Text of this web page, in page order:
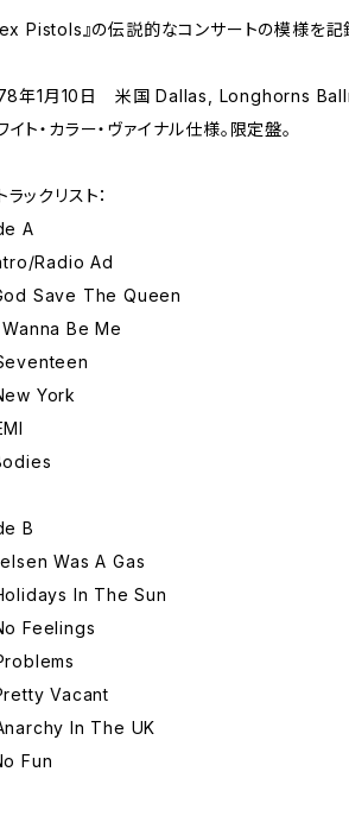
Pistols』の伝説的なコンサートの模様を記
年1月10日 米国 Dallas, Longhorns
イト・カラー・ヴァイナル仕様。限定盤。
ックリスト：
A
Radio Ad
Save The Queen
Be Me
York
B
Was A Gas
In The Sun
Feelings
Vacant
In The UK
Fun